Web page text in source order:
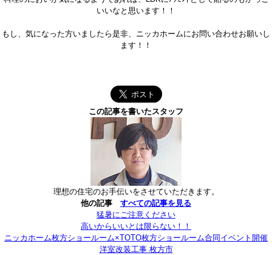
いいなと思います！！
もし、気になった方いましたら是非、ニッカホームにお問い合わせお願いし
ます！！
この記事を書いたスタッフ
理想の住宅のお手伝いをさせていただきます。
他の記事 すべての記事を見る
猛暑にご注意ください
高いからいいとは限らない！！
ニッカホーム枚方ショールーム×TOTO枚方ショールーム合同イベント開催
洋室改装工事 枚方市